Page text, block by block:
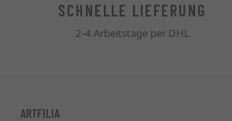
SCHNELLE LIEFERUNG
2-4 Arbeitstage per DHL
ARTFILIA